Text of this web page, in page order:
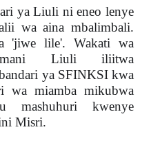
ya Liuli ni eneo lenye
wa aina mbalimbali.
'jiwe lile'. Wakati wa
Liuli iliitwa
ya SFINKSI kwa
wa miamba mikubwa
mashuhuri kwenye
Misri.